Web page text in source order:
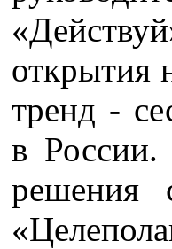
открытия
тренд -
в России.
решения